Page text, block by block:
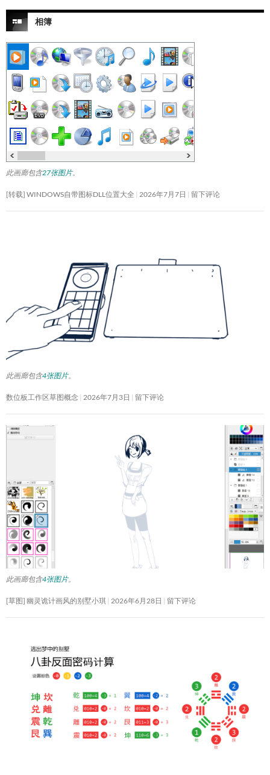
相簿
此画廊包含27张图片。
[转载] WINDOWS自带图标DLL位置大全 2026年7月7日 留下评论
此画廊包含4张图片。
数位板工作区草图概念 2026年7月3日 留下评论
此画廊包含4张图片。
[草图] 幽灵诡计画风的别墅小琪 2026年6月28日 留下评论